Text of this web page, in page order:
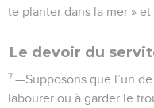
te planter dans la mer » et
Le devoir du
7 —Supposons que l’un
labourer ou à garder le